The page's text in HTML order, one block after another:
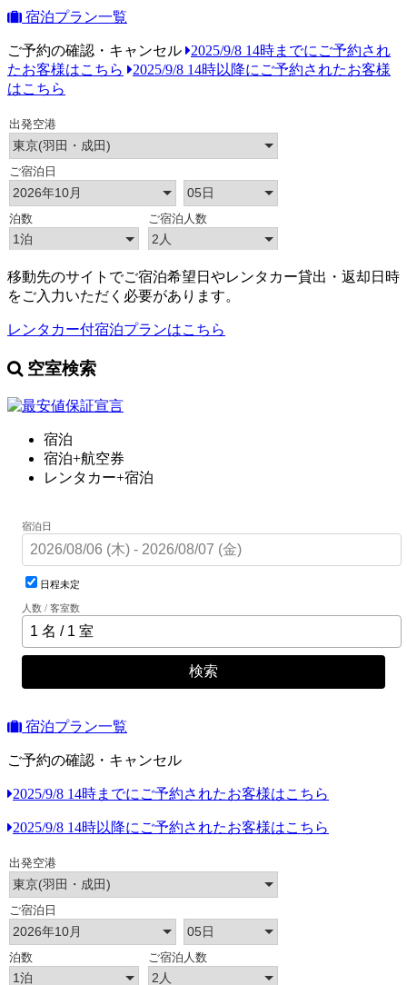
宿泊プラン一覧
ご予約の確認・キャンセル
2025/9/8 14時までにご予約され
たお客様はこちら
2025/9/8 14時以降にご予約されたお客様
はこちら
移動先のサイトでご宿泊希望日やレンタカー貸出・返却日時
をご入力いただく必要があります。
レンタカー付宿泊プランはこちら
空室検索
宿泊
宿泊+航空券
レンタカー+宿泊
宿泊日
日程未定
人数 / 客室数
検索
宿泊プラン一覧
ご予約の確認・キャンセル
2025/9/8 14時までにご予約されたお客様はこちら
2025/9/8 14時以降にご予約されたお客様はこちら